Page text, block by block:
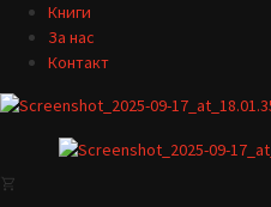
Книги
За нас
Контакт